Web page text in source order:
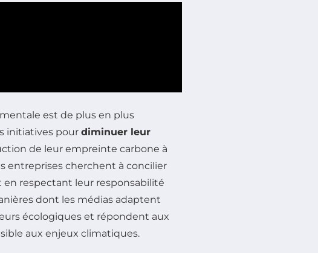
est de plus en plus
initiatives pour diminuer leur
de leur empreinte carbone à
entreprises cherchent à concilier
respectant leur responsabilité
dont les médias adaptent
écologiques et répondent aux
aux enjeux climatiques.